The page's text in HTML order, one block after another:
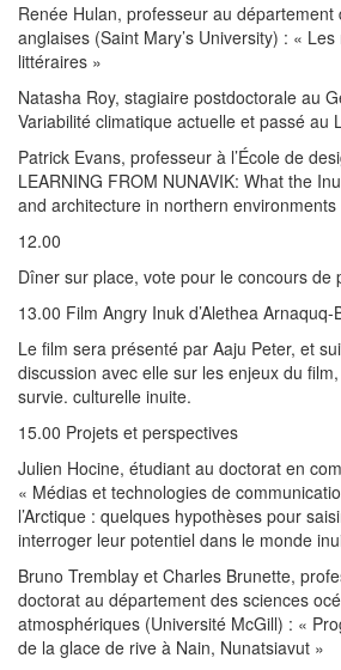
Renée Hulan, professeur au
anglaises (Saint Mary’s University) : «
littéraires »
Natasha Roy, stagiaire postdoctorale au
Variabilité climatique actuelle et passé au
Patrick Evans, professeur à l’École de
LEARNING FROM NUNAVIK: What the
and architecture in northern environments
12.00
Dîner sur place, vote pour le concours de
13.00 Film Angry Inuk d’Alethea
Le film sera présenté par Aaju Peter, et
discussion avec elle sur les enjeux du
survie. culturelle inuite.
15.00 Projets et perspectives
Julien Hocine, étudiant au doctorat en
« Médias et technologies de
l’Arctique : quelques hypothèses pour
interroger leur potentiel dans le monde
Bruno Tremblay et Charles Brunette,
doctorat au département des sciences
atmosphériques (Université McGill) : «
de la glace de rive à Nain, Nunatsiavut »